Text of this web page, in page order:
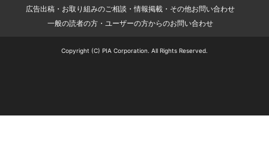
広告出稿・お取り組みのご相談・情報掲載・その他お問い合わせ
一般の読者の方・ユーザーの方からのお問い合わせ
Copyright (C) PIA Corporation. All Rights Reserved.